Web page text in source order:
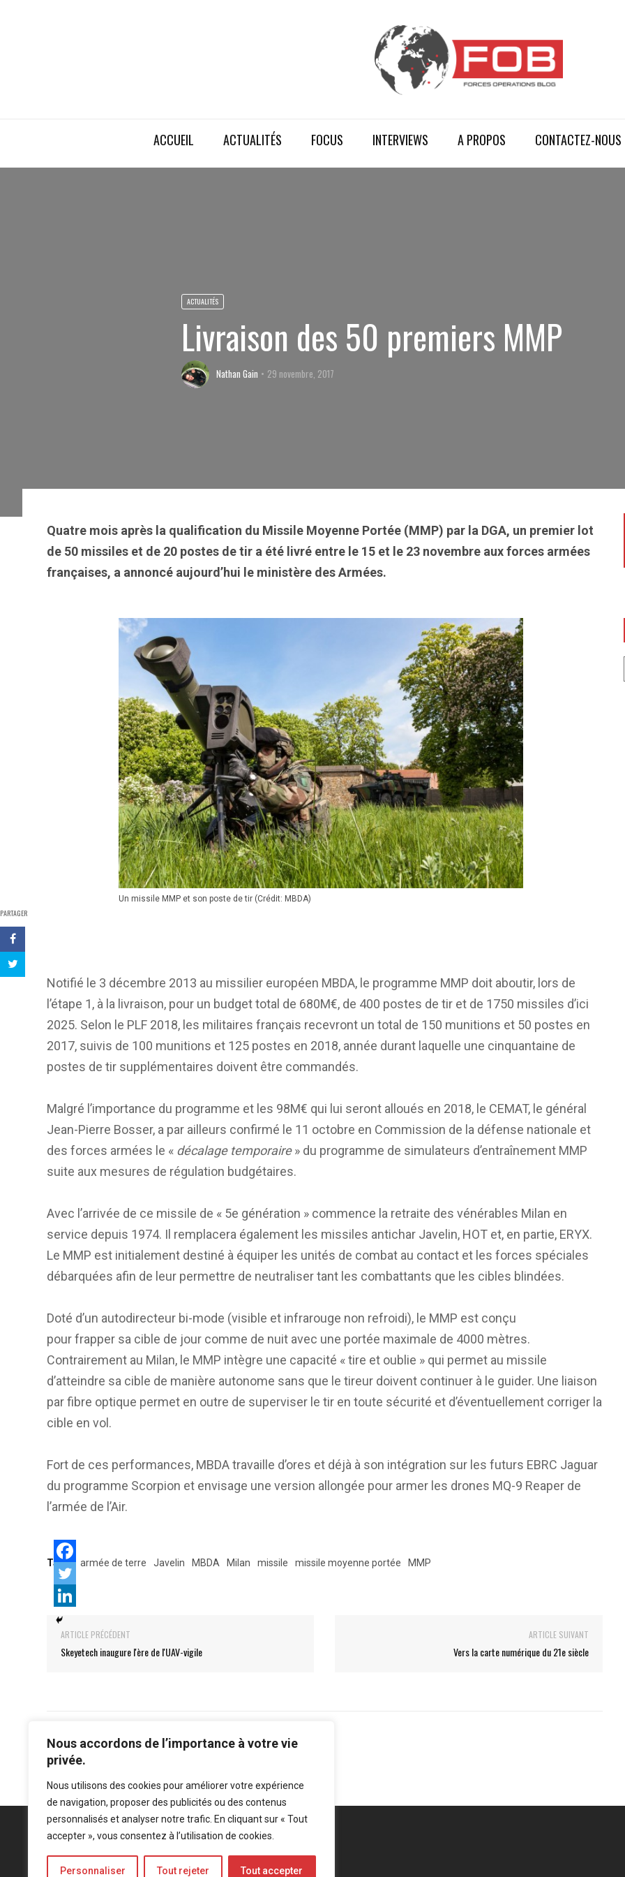
Nous accordons de l’importance à votre vie
privée.
Nous utilisons des cookies pour améliorer votre expérience
de navigation, proposer des publicités ou des contenus
personnalisés et analyser notre trafic. En cliquant sur « Tout
accepter », vous consentez à l’utilisation de cookies.
Personnaliser Tout rejeter Tout accepter
ACCUEIL ACTUALITÉS FOCUS INTERVIEWS A PROPOS CONTACTEZ-NOUS
ACTUALITÉS
Livraison des 50 premiers MMP
Nathan Gain 29 novembre, 2017
PARTAGER
Quatre mois après la qualification du Missile Moyenne Portée (MMP) par la DGA, un premier lot
de 50 missiles et de 20 postes de tir a été livré entre le 15 et le 23 novembre aux forces armées
françaises, a annoncé aujourd’hui le ministère des Armées.
Un missile MMP et son poste de tir (Crédit: MBDA)
Notifié le 3 décembre 2013 au missilier européen MBDA, le programme MMP doit aboutir, lors de
l’étape 1, à la livraison, pour un budget total de 680M€, de 400 postes de tir et de 1750 missiles d’ici
2025. Selon le PLF 2018, les militaires français recevront un total de 150 munitions et 50 postes en
2017, suivis de 100 munitions et 125 postes en 2018, année durant laquelle une cinquantaine de
postes de tir supplémentaires doivent être commandés.
Malgré l’importance du programme et les 98M€ qui lui seront alloués en 2018, le CEMAT, le général
Jean-Pierre Bosser, a par ailleurs confirmé le 11 octobre en Commission de la défense nationale et
des forces armées le « décalage temporaire» du programme de simulateurs d’entraînement MMP
suite aux mesures de régulation budgétaires.
Avec l’arrivée de ce missile de « 5e génération » commence la retraite des vénérables Milan en
service depuis 1974. Il remplacera également les missiles antichar Javelin, HOT et, en partie, ERYX.
Le MMP est initialement destiné à équiper les unités de combat au contact et les forces spéciales
débarquées afin de leur permettre de neutraliser tant les combattants que les cibles blindées.
Doté d’un autodirecteur bi-mode (visible et infrarouge non refroidi), le MMP est conçu
pour frapper sa cible de jour comme de nuit avec une portée maximale de 4000 mètres.
Contrairement au Milan, le MMP intègre une capacité « tire et oublie » qui permet au missile
d’atteindre sa cible de manière autonome sans que le tireur doivent continuer à le guider. Une liaison
par fibre optique permet en outre de superviser le tir en toute sécurité et d’éventuellement corriger la
cible en vol.
Fort de ces performances, MBDA travaille d’ores et déjà à son intégration sur les futurs EBRC Jaguar
du programme Scorpion et envisage une version allongée pour armer les drones MQ-9 Reaper de
l’armée de l’Air.
Tags: armée de terre Javelin MBDA Milan missile missile moyenne portée MMP
ARTICLE PRÉCÉDENT
Skeyetech inaugure l'ère de l'UAV-vigile
ARTICLE SUIVANT
Vers la carte numérique du 21e siècle
Mentions légales-Politique de confidentialité